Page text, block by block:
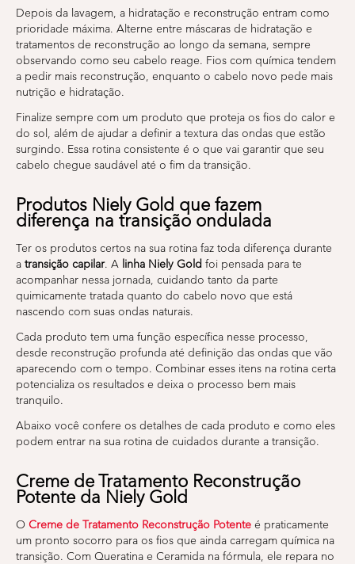
Depois da lavagem, a hidratação e reconstrução entram como
prioridade máxima. Alterne entre máscaras de hidratação e
tratamentos de reconstrução ao longo da semana, sempre
observando como seu cabelo reage. Fios com química tendem
a pedir mais reconstrução, enquanto o cabelo novo pede mais
nutrição e hidratação.
Finalize sempre com um produto que proteja os fios do calor e
do sol, além de ajudar a definir a textura das ondas que estão
surgindo. Essa rotina consistente é o que vai garantir que seu
cabelo chegue saudável até o fim da transição.
Produtos Niely Gold que fazem
diferença na transição ondulada
Ter os produtos certos na sua rotina faz toda diferença durante
a transição capilar. A linha Niely Gold foi pensada para te
acompanhar nessa jornada, cuidando tanto da parte
quimicamente tratada quanto do cabelo novo que está
nascendo com suas ondas naturais.
Cada produto tem uma função específica nesse processo,
desde reconstrução profunda até definição das ondas que vão
aparecendo com o tempo. Combinar esses itens na rotina certa
potencializa os resultados e deixa o processo bem mais
tranquilo.
Abaixo você confere os detalhes de cada produto e como eles
podem entrar na sua rotina de cuidados durante a transição.
Creme de Tratamento Reconstrução
Potente da Niely Gold
O Creme de Tratamento Reconstrução Potente é praticamente
um pronto socorro para os fios que ainda carregam química na
transição. Com Queratina e Ceramida na fórmula, ele repara no